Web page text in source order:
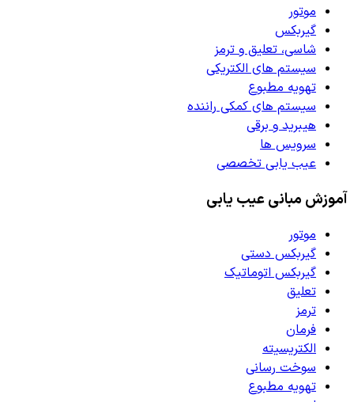
موتور
گیربکس
شاسی، تعلیق و ترمز
سیستم های الکتریکی
تهویه مطبوع
سیستم های کمکی راننده
هیبرید و برقی
سرویس ها
عیب یابی تخصصی
آموزش مبانی عیب یابی
موتور
گیربکس دستی
گیربکس اتوماتیک
تعلیق
ترمز
فرمان
الکتریسیته
سوخت رسانی
تهویه مطبوع